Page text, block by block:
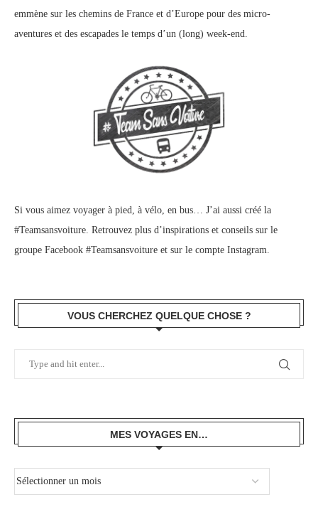
emmène sur les chemins de France et d’Europe pour des micro-
aventures et des escapades le temps d’un (long) week-end.
Si vous aimez voyager à pied, à vélo, en bus… J’ai aussi créé la
#Teamsansvoiture. Retrouvez plus d’inspirations et conseils sur le
groupe Facebook #Teamsansvoiture et sur le compte Instagram
VOUS CHERCHEZ QUELQUE CHOSE ?
MES VOYAGES EN…